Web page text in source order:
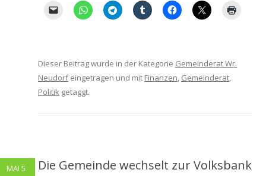
Dieser Beitrag wurde in der Kategorie Gemeinderat Wr.
Neudorfeingetragen und mit Finanzen, Gemeinderat,
Politik getaggt.
Die Gemeinde wechselt zur Volksbank
MAI 5